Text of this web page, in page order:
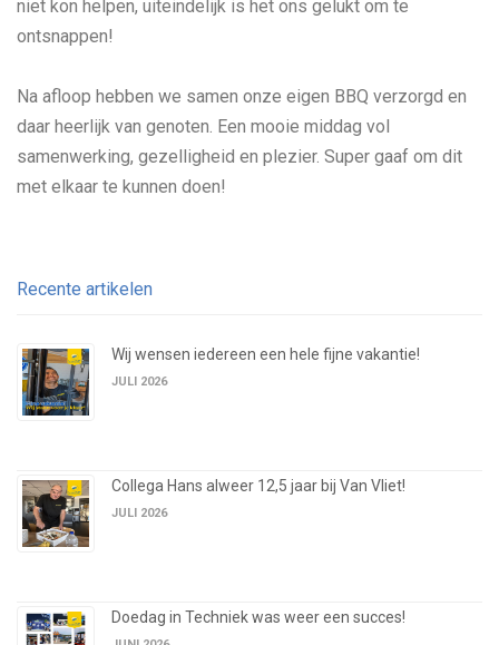
niet kon helpen, uiteindelijk is het ons gelukt om te
ontsnappen!
Na afloop hebben we samen onze eigen BBQ verzorgd en
daar heerlijk van genoten. Een mooie middag vol
samenwerking, gezelligheid en plezier. Super gaaf om dit
met elkaar te kunnen doen!
Recente artikelen
Wij wensen iedereen een hele fijne vakantie!
JULI 2026
Collega Hans alweer 12,5 jaar bij Van Vliet!
JULI 2026
Doedag in Techniek was weer een succes!